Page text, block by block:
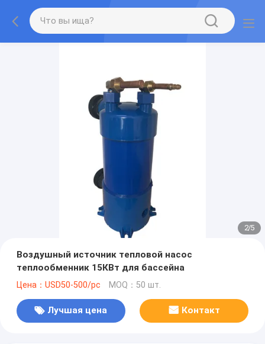
2/5
Воздушный источник тепловой насос
теплообменник 15КВт для бассейна
Цена：USD50-500/pc MOQ：50 шт.
Лучшая цена Контакт